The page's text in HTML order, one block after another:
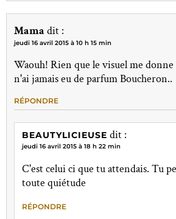
Mama dit :
jeudi 16 avril 2015 à 10 h 15 min
Waouh! Rien que le visuel me
n'ai jamais eu de parfum Boucheron..
RÉPONDRE
BEAUTYLICIEUSE dit :
jeudi 16 avril 2015 à 18 h 22 min
C'est celui ci que tu attendais. Tu
toute quiétude
RÉPONDRE